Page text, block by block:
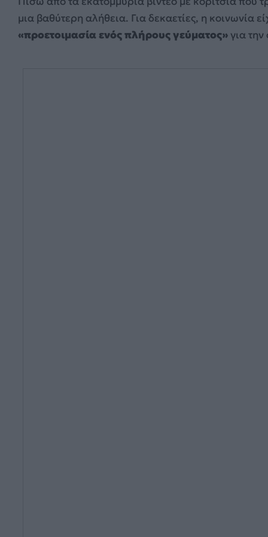
μια βαθύτερη αλήθεια. Για δεκαετίες, η κοινωνία
«προετοιμασία ενός πλήρους γεύματος» για